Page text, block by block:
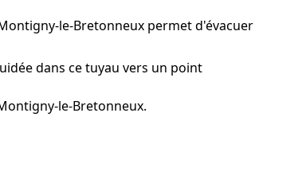
le-Bretonneux permet d'évacuer
dans ce tuyau vers un point
le-Bretonneux.